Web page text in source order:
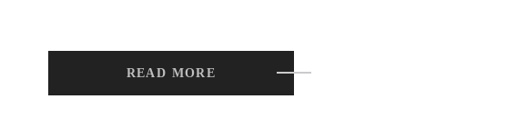
READ MORE